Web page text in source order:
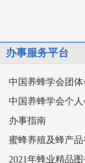
办事服务平台
中国养蜂学会团
中国养蜂学会个
办事指南
蜜蜂养殖及蜂产
2021年蜂业精品